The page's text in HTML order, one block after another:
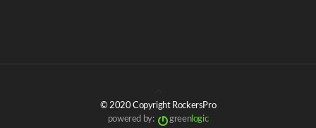
© 2020 Copyright RockersPro
powered by:
greenlogic